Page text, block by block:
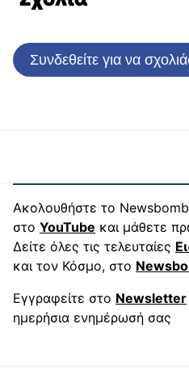
Συνδεθείτε για να
Ακολουθήστε το
στο YouTube και μάθετε
Δείτε όλες τις τελευταίες
και τον Κόσμο, στο
Εγγραφείτε στο Newsletter
ημερήσια ενημέρωσή σας